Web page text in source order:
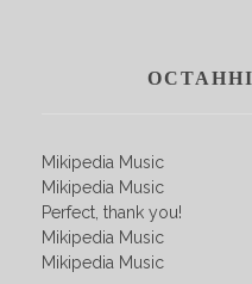
Mikipedia Music
Mikipedia Music
Perfect, thank you!
Mikipedia Music
Mikipedia Music